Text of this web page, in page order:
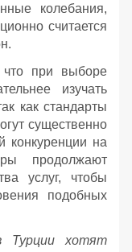
колебания,
считается
что при выборе
изучать
как стандарты
существенно
конкуренции на
продолжают
услуг, чтобы
подобных
Турции хотят